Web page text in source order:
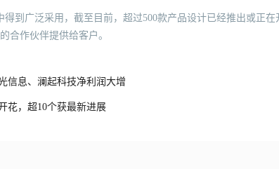
到广泛采用，截至目前，超过500款产品设计已经推出或正在
合作伙伴提供给客户。
信息、澜起科技净利润大增
花，超10个获最新进展